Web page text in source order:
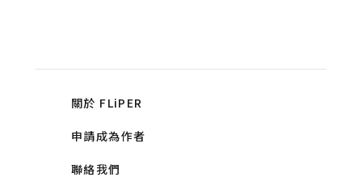
關於 FLiPER
申請成為作者
聯絡我們